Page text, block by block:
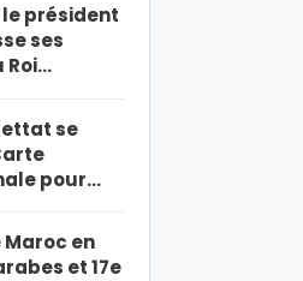
le président
ses
Roi…
se
pour…
Maroc en
et 17e